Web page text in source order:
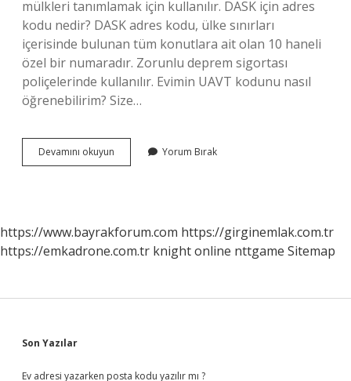
mülkleri tanımlamak için kullanılır. DASK için adres
kodu nedir? DASK adres kodu, ülke sınırları
içerisinde bulunan tüm konutlara ait olan 10 haneli
özel bir numaradır. Zorunlu deprem sigortası
poliçelerinde kullanılır. Evimin UAVT kodunu nasıl
öğrenebilirim? Size…
Devamını okuyun
Adres
Yorum Bırak
https://www.bayrakforum.com https://girginemlak.com.tr
https://emkadrone.com.tr knight online nttgame Sitemap
Sidebar
Son Yazılar
Ev adresi yazarken posta kodu yazılır mı ?